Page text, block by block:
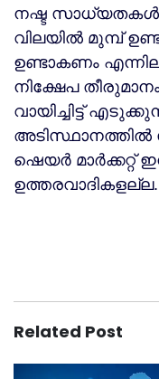
നഷ്ട
വിലയിൽ മുമ്പ്
ഉണ്ടാകണം
നിക്ഷേപ
വായിച്ചിട്ട്
അടിസ്ഥാനത്തില്‍
ഷെയർ മാർക്കറ്റ്
ഉത്തരവാദികളല്ല.
Related Post